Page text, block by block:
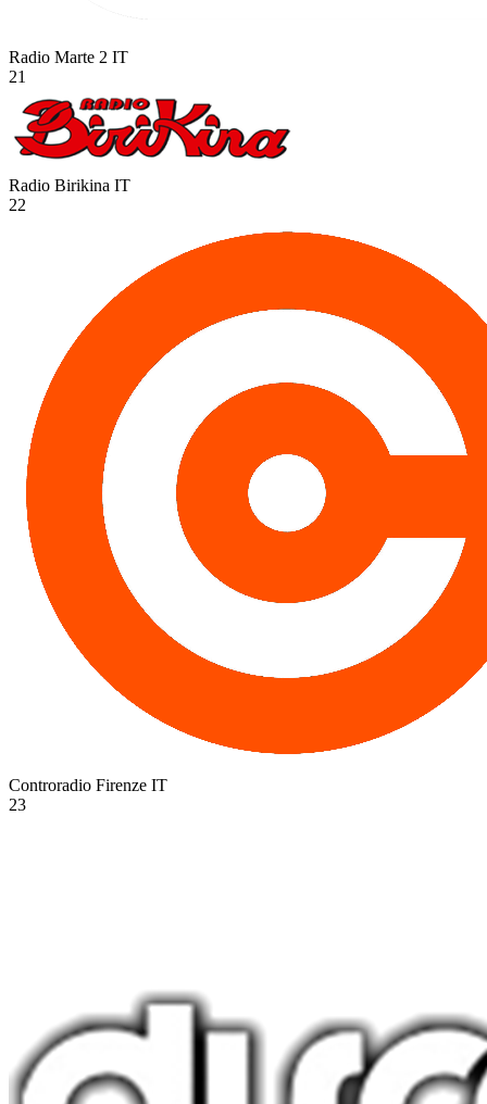
Radio Marte 2 IT
21
Radio Birikina IT
22
Controradio Firenze IT
23